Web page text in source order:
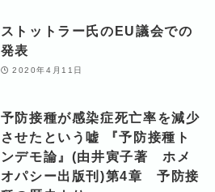
ストットラー氏のEU議会での
発表
2020年4月11日
予防接種が感染症死亡率を減少
させたという嘘 『予防接種ト
ンデモ論』(由井寅子著 ホメ
オパシー出版刊)第4章 予防接